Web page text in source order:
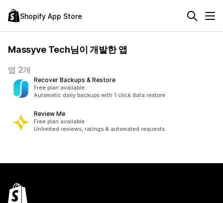
Shopify App Store
Massyve Tech님이 개발한 앱
앱 2개
Recover Backups & Restore
Free plan available
Automatic daily backups with 1 click data restore
Review Me
Free plan available
Unlimited reviews, ratings & automated requests